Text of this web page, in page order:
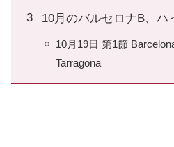
10月のバルセロナB、ハ
10月19日 第1節
Tarragona